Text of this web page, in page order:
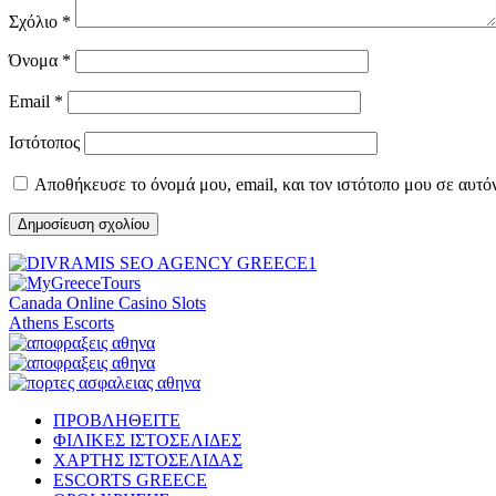
Σχόλιο *
Όνομα *
Email *
Ιστότοπος
Αποθήκευσε το όνομά μου, email, και τον ιστότοπο μου σε
Canada Online Casino Slots
Athens Escorts
ΠΡΟΒΛΗΘΕΙΤΕ
ΦΙΛΙΚΕΣ ΙΣΤΟΣΕΛΙΔΕΣ
ΧΑΡΤΗΣ ΙΣΤΟΣΕΛΙΔΑΣ
ESCORTS GREECE